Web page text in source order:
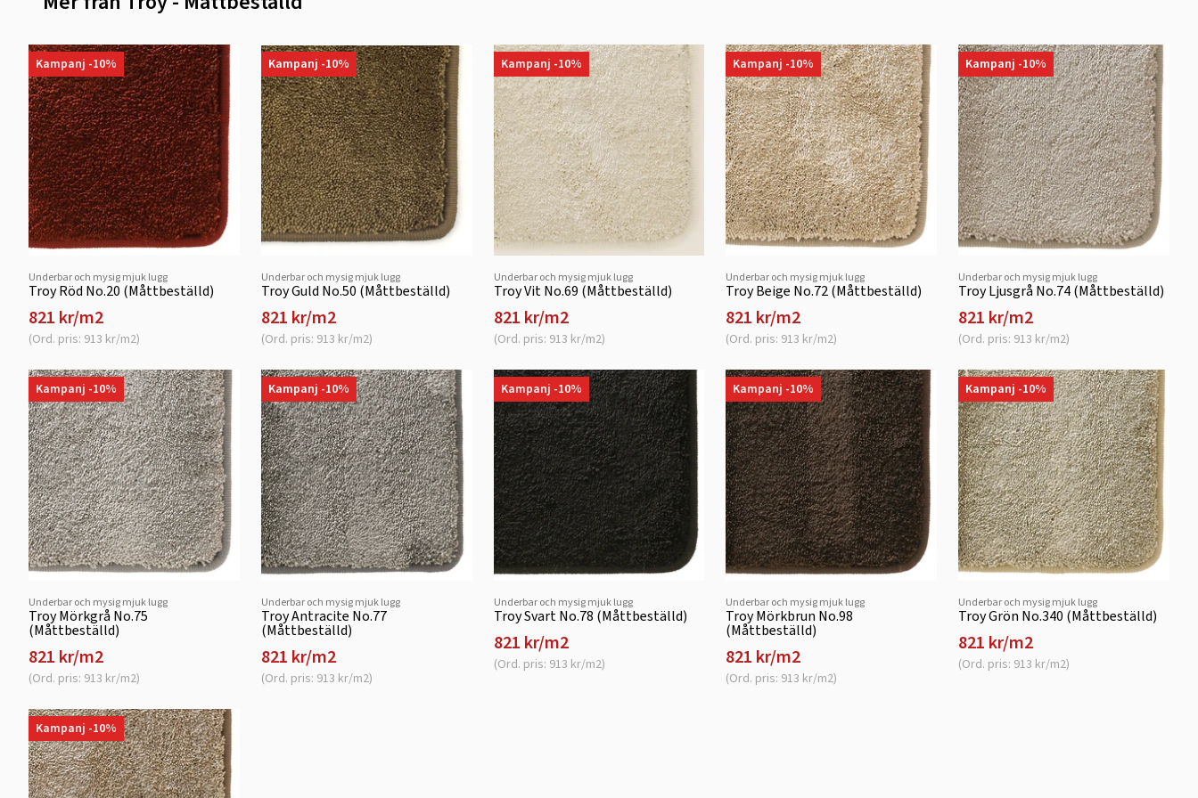
Kampanj -10%
Underbar och mysig mjuk lugg
Troy Röd No.20 (Måttbeställd)
821 kr/m2
(Ord. pris: 913 kr/m2)
Kampanj -10%
Underbar och mysig mjuk lugg
Troy Guld No.50 (Måttbeställd)
821 kr/m2
(Ord. pris: 913 kr/m2)
Kampanj -10%
Underbar och mysig mjuk lugg
Troy Vit No.69 (Måttbeställd)
821 kr/m2
(Ord. pris: 913 kr/m2)
Kampanj -10%
Underbar och mysig mjuk lugg
Troy Beige No.72 (Måttbeställd)
821 kr/m2
(Ord. pris: 913 kr/m2)
Kampanj -10%
Underbar och mysig mjuk lugg
Troy Ljusgrå No.74 (Måttbeställd)
821 kr/m2
(Ord. pris: 913 kr/m2)
Kampanj -10%
Underbar och mysig mjuk lugg
Troy Mörkgrå No.75
(Måttbeställd)
821 kr/m2
(Ord. pris: 913 kr/m2)
Kampanj -10%
Underbar och mysig mjuk lugg
Troy Antracite No.77
(Måttbeställd)
821 kr/m2
(Ord. pris: 913 kr/m2)
Kampanj -10%
Underbar och mysig mjuk lugg
Troy Svart No.78 (Måttbeställd)
821 kr/m2
(Ord. pris: 913 kr/m2)
Kampanj -10%
Underbar och mysig mjuk lugg
Troy Mörkbrun No.98
(Måttbeställd)
821 kr/m2
(Ord. pris: 913 kr/m2)
Kampanj -10%
Underbar och mysig mjuk lugg
Troy Grön No.340 (Måttbeställd)
821 kr/m2
(Ord. pris: 913 kr/m2)
Kampanj -10%